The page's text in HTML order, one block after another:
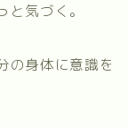
気づく。
の身体に意識を